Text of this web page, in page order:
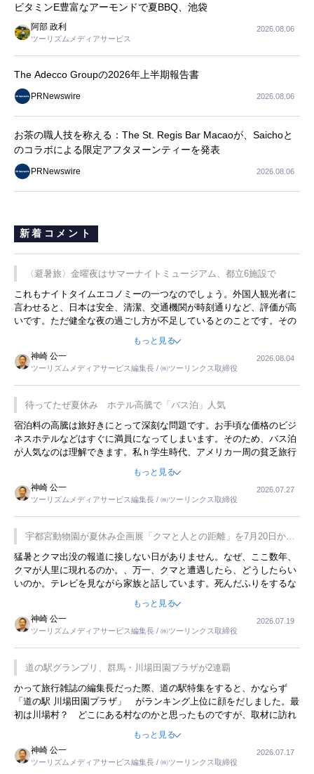
ビタミンE豊富なアーモンドで夏BBQ、池袋
阿部 政利
ツーリズムメディアサービス
2026.08.06
The Adecco Groupの2026年上半期報告書
PRNewswire 2026.08.06
お茶の職人技を称える：The St. Regis Bar Macaoが、Saichoと
のコラボによる限定アフタヌーンティーを発表
PRNewswire 2026.08.06
新着コメント
〈避暑旅〉金曜夜はサマーナイトミュージアム、都立6施設で
これもナイトタイムエコノミーの一つなのでしょう。外国人観光者に
言わせると、日本は安全、清潔、交通機関が時刻通りなど、評価が高
いです。ただ健全な夜の過ごし方が不足しているとのことです。その
限らず外国人にとっても楽しみが増えるでしょうね。
もっと見る
神崎 公一
ツーリズムメディアサービス編集長 / ㈱ツーリンクス取締役
2026.08.04
待ってたぜ夏休み ホテル高騰で「バス泊」人気
宿泊料の高騰は旅好きにとって深刻な問題です。お手頃な価格のビジ
ネスホテルなどはすぐに満員になってしまいます。そのため、バス泊
が人気なのは理解できます。私ｈ学生時代、アメリカ一周の貧乏旅行
用してホテル代を浮かせていました。ただし、若いからできたことで
す。若い人が夜行バスで京都に行った、青森に行ったと聞くと、疲れ
が残らないのかなと思ってしまいます。
もっと見る
神崎 公一
ツーリズムメディアサービス編集長 / ㈱ツーリンクス取締役
2026.07.27
宇都宮動物園が夏休み企画展「クマと人との距離」を7月20日から
開催
猛暑とクマ出没の報道に接しない日がありません。なぜ、ここ数年、
クマが人里に現れるのか。、万一、クマと遭遇したら、どうしたらい
いのか。テレビを見ながら家族と話しています。死んだふりをするな
もっと見る
神崎 公一
ツーリズムメディアサービス編集長 / ㈱ツーリンクス取締役
2026.07.19
道の駅グランプリ、群馬・川場田園プラザが2連覇
かって旅行雑誌の編集長だった際、道の駅特集をすると、かならず
「道の駅 川場田園プラザ」 がランキング上位に顔をだしました。最
初は川場村？ どこにある村なのかと思ったものですが、取材に訪れ
した。プレゼンも巧みで、今でも思い出すことが２つあります。一つ
は、従業員に東京ディズニーランドを見学させ、サービス業、接客業
の何かを理解してもらっていることです。 もう一つは1800円もする
もっと見る
神崎 公一
ツーリズムメディアサービス編集長 / ㈱ツーリンクス取締役
2026.07.17